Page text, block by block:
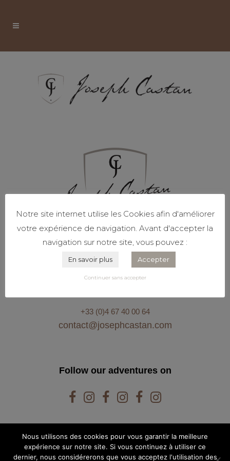
Stay in touch
WITH US
+33 (0)4 67 40 00 64
contact@josephcastan.com
Follow our adventures on
Notre site internet utilise les Cookies afin d'améliorer
votre expérience de navigation. Avant d'accepter la
navigation sur notre site, vous pouvez :
En savoir plus Accepter
Continuer sans accepter
Nous utilisons des cookies pour vous garantir la meilleure
expérience sur notre site. Si vous continuez à utiliser ce
dernier, nous considérerons que vous acceptez l'utilisation des